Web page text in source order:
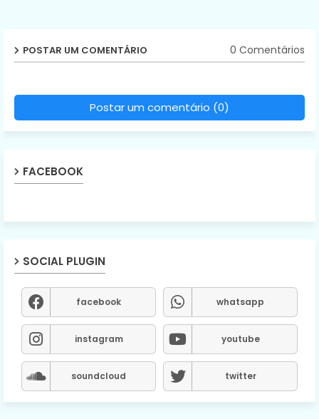
POSTAR UM COMENTÁRIO 0 Comentários
Postar um comentário (0)
FACEBOOK
SOCIAL PLUGIN
facebook whatsapp
instagram youtube
soundcloud twitter